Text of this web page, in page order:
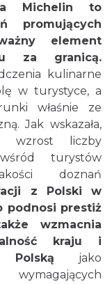
Michelin to
promujących
element
za granicą.
kulinarne
w turystyce, a
właśnie ze
Jak wskazała,
wzrost liczby
turystów
doznań
z Polski w
podnosi prestiż
wzmacnia
kraju i
Polską jako